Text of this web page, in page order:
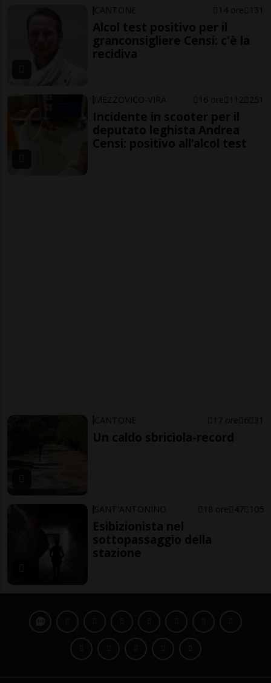
CANTONE 14 ore 131
Alcol test positivo per il
granconsigliere Censi: c'è la
recidiva
MEZZOVICO-VIRA 16 ore 112 251
Incidente in scooter per il
deputato leghista Andrea
Censi: positivo all’alcol test
CANTONE 17 ore 6 31
Un caldo sbriciola-record
SANT'ANTONINO 18 ore 47 105
Esibizionista nel
sottopassaggio della
stazione